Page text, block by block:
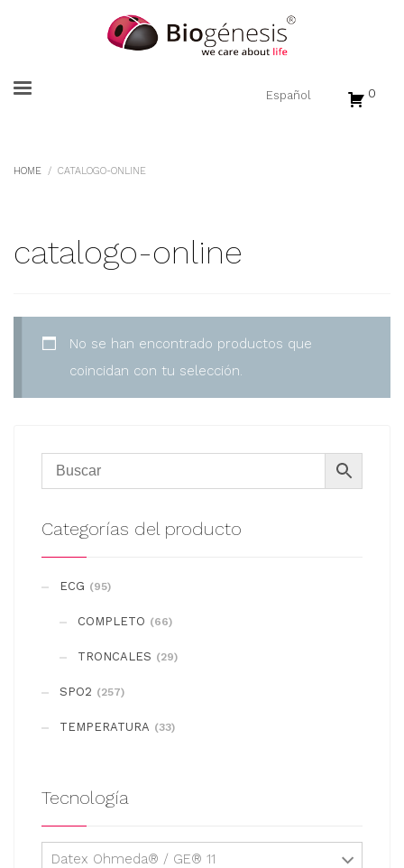
0
HOME CATALOGO-ONLINE
catalogo-online
No se han encontrado productos que
coincidan con tu selección.
Categorías del producto
ECG (95)
COMPLETO (66)
TRONCALES (29)
SPO2 (257)
TEMPERATURA (33)
Tecnología
Datex Ohmeda® / GE® 11